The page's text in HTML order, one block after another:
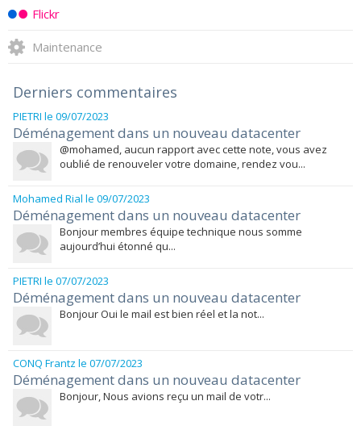
Flickr
Maintenance
Derniers commentaires
PIETRI le 09/07/2023
Déménagement dans un nouveau datacenter
@mohamed, aucun rapport avec cette note, vous avez
oublié de renouveler votre domaine, rendez vou...
Mohamed Rial le 09/07/2023
Déménagement dans un nouveau datacenter
Bonjour membres équipe technique nous somme
aujourd’hui étonné qu...
PIETRI le 07/07/2023
Déménagement dans un nouveau datacenter
Bonjour Oui le mail est bien réel et la not...
CONQ Frantz le 07/07/2023
Déménagement dans un nouveau datacenter
Bonjour, Nous avions reçu un mail de votr...